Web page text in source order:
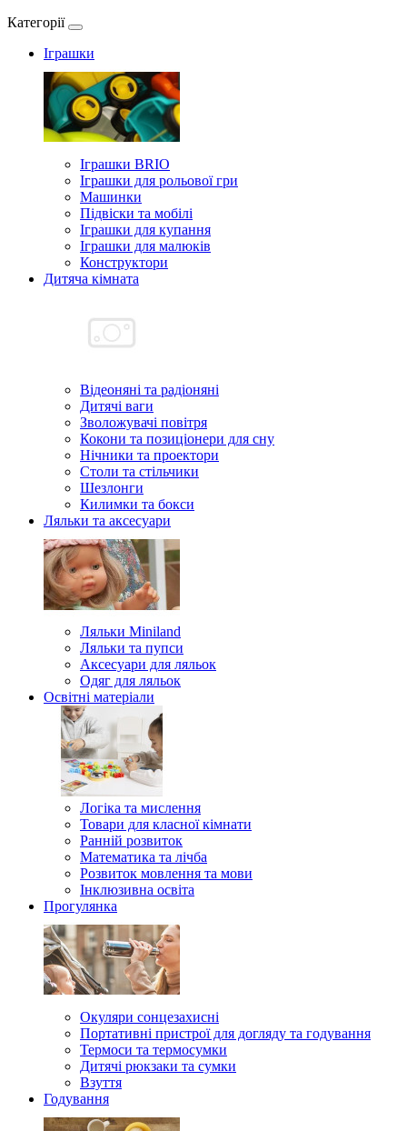
Категорії
Іграшки
Іграшки BRIO
Іграшки для рольової гри
Машинки
Підвіски та мобілі
Іграшки для купання
Іграшки для малюків
Конструктори
Дитяча кімната
Відеоняні та радіоняні
Дитячі ваги
Зволожувачі повітря
Кокони та позиціонери для сну
Нічники та проектори
Столи та стільчики
Шезлонги
Килимки та бокси
Ляльки та аксесуари
Ляльки Miniland
Ляльки та пупси
Аксесуари для ляльок
Одяг для ляльок
Освітні матеріали
Логіка та мислення
Товари для класної кімнати
Ранній розвиток
Математика та лічба
Розвиток мовлення та мови
Інклюзивна освіта
Прогулянка
Окуляри сонцезахисні
Портативні пристрої для догляду та годування
Термоси та термосумки
Дитячі рюкзаки та сумки
Взуття
Годування